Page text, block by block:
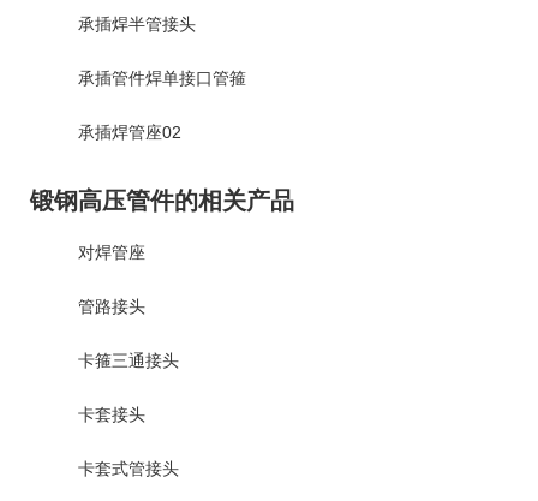
承插焊半管接头
承插管件焊单接口管箍
承插焊管座02
锻钢高压管件的相关产品
对焊管座
管路接头
卡箍三通接头
卡套接头
卡套式管接头